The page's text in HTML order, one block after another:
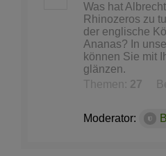
Was hat
Rhinozeros zu
der englische
Ananas? In
können Sie mit
glänzen.
Themen: 27
Moderator: